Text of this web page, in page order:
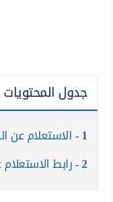
جدول المحتويات
1 الاستعلام عن
2 رابط